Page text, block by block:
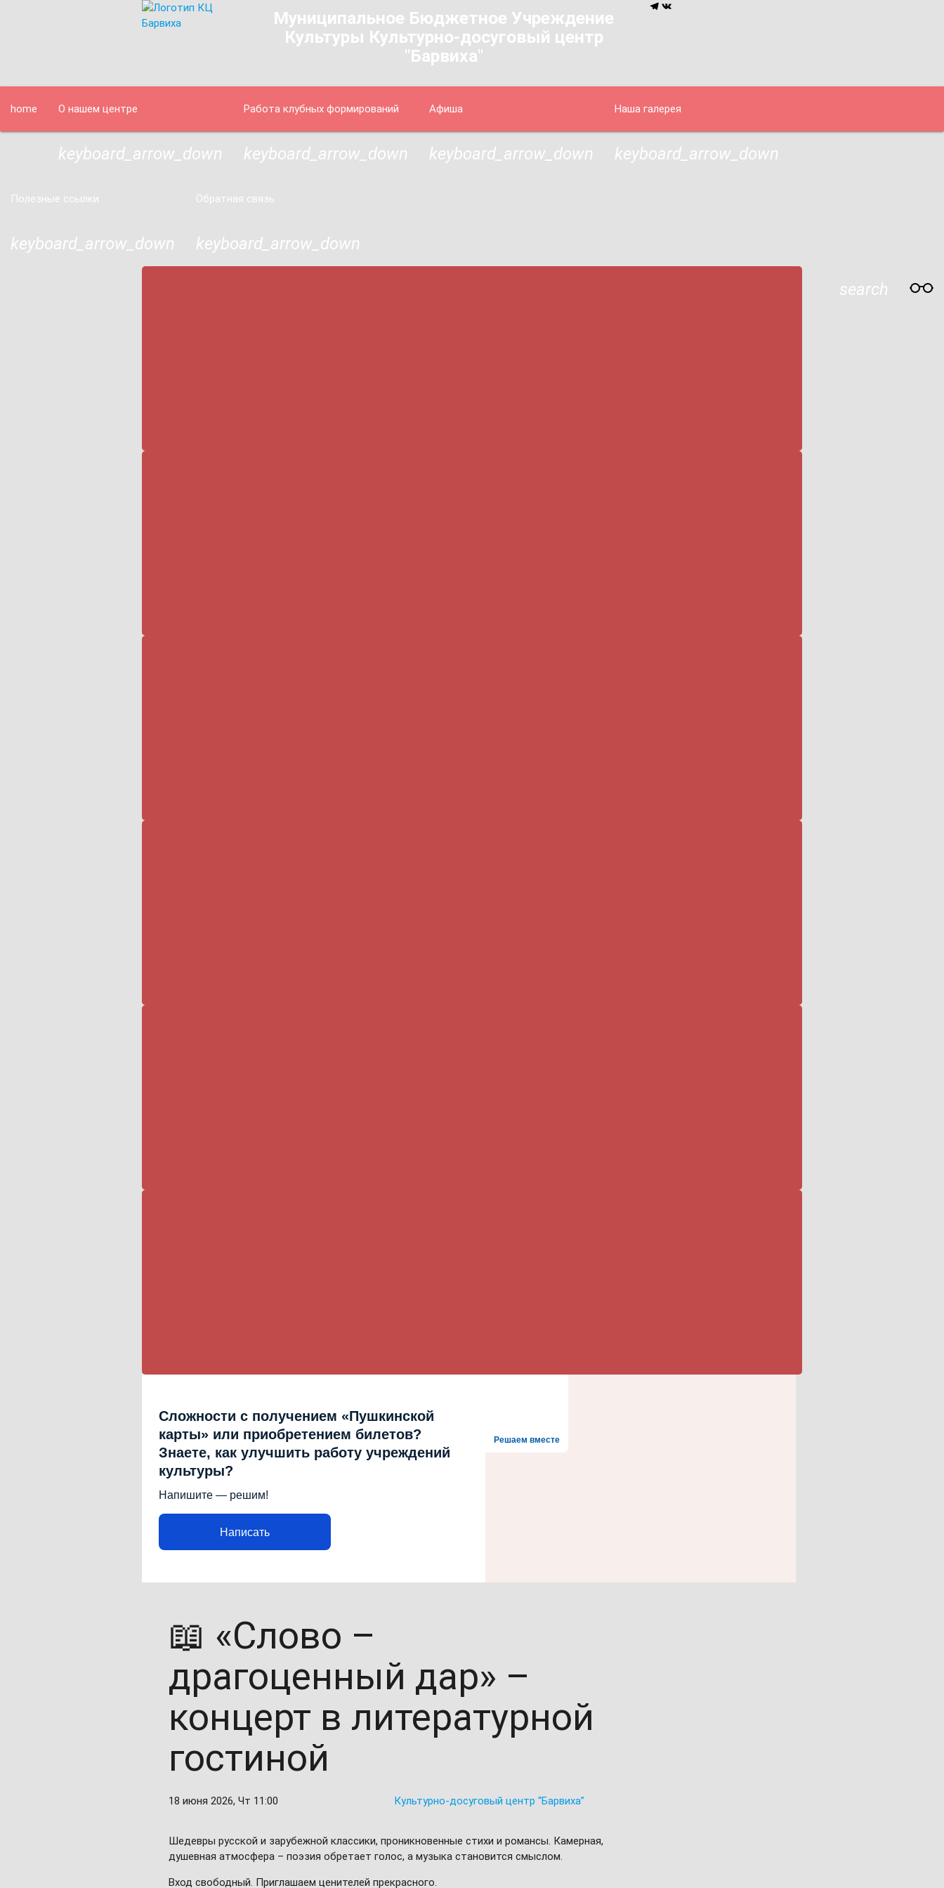
Муниципальное Бюджетное Учреждение
Культуры Культурно-досуговый центр
"Барвиха"
home О нашем центре
keyboard_arrow_down
Работа клубных формирований
keyboard_arrow_down
Афиша
keyboard_arrow_down
Наша галерея
keyboard_arrow_down
Полезные ссылки
keyboard_arrow_down
Обратная связь
keyboard_arrow_down
search
Решаем вместе
Сложности с получением «Пушкинской
карты» или приобретением билетов?
Знаете, как улучшить работу учреждений
культуры?
Напишите — решим!
Написать
📖 «Слово –
драгоценный дар» –
концерт в литературной
гостиной
18 июня 2026, Чт 11:00 Культурно-досуговый центр “Барвиха”
Шедевры русской и зарубежной классики, проникновенные стихи и романсы. Камерная,
душевная атмосфера – поэзия обретает голос, а музыка становится смыслом.
Вход свободный. Приглашаем ценителей прекрасного.